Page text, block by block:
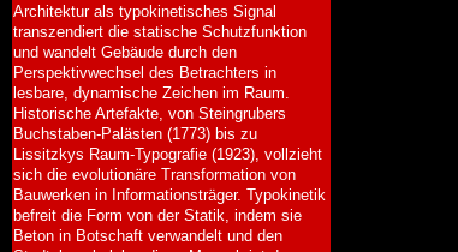
Architektur als typokinetisches Signal
transzendiert die statische Schutzfunktion
und wandelt Gebäude durch den
Perspektivwechsel des Betrachters in
lesbare, dynamische Zeichen im Raum.
Historische Artefakte, von Steingrubers
Buchstaben-Palästen (1773) bis zu
Lissitzkys Raum-Typografie (1923), vollzieht
sich die evolutionäre Transformation von
Bauwerken in Informationsträger. Typokinetik
befreit die Form von der Statik, indem sie
Beton in Botschaft verwandelt und den